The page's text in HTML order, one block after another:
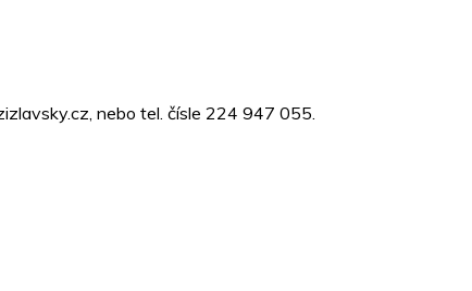
nebo tel. čísle 224 947 055.